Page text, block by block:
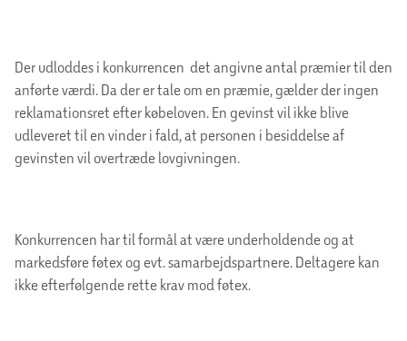
Der udloddes i konkurrencen det angivne antal præmier til den
anførte værdi. Da der er tale om en præmie, gælder der ingen
reklamationsret efter købeloven. En gevinst vil ikke blive
udleveret til en vinder i fald, at personen i besiddelse af
gevinsten vil overtræde lovgivningen.
Konkurrencen har til formål at være underholdende og at
markedsføre føtex og evt. samarbejdspartnere. Deltagere kan
ikke efterfølgende rette krav mod føtex.